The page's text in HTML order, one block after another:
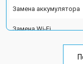
Замена аккумулятора
Замена Wi-Fi